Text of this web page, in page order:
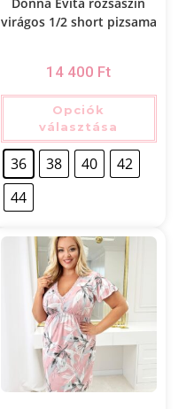
virágos 1/2 short pizsama
14 400 Ft
Opciók
választása
36 38 40
42
44